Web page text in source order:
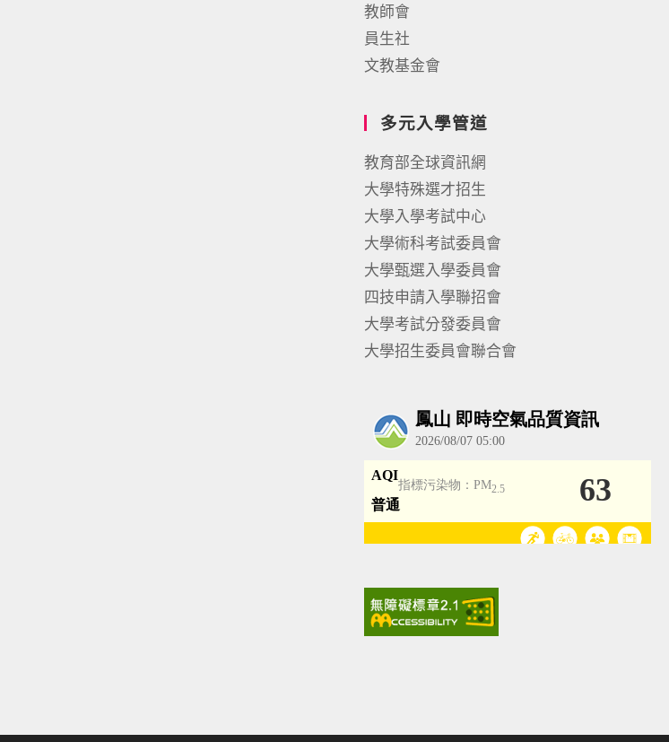
教師會
員生社
文教基金會
多元入學管道
教育部全球資訊網
大學特殊選才招生
大學入學考試中心
大學術科考試委員會
大學甄選入學委員會
四技申請入學聯招會
大學考試分發委員會
大學招生委員會聯合會